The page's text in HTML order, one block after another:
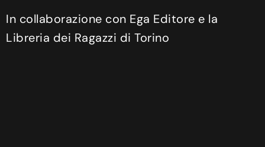
In collaborazione con Ega Editore e la
Libreria dei Ragazzi di Torino